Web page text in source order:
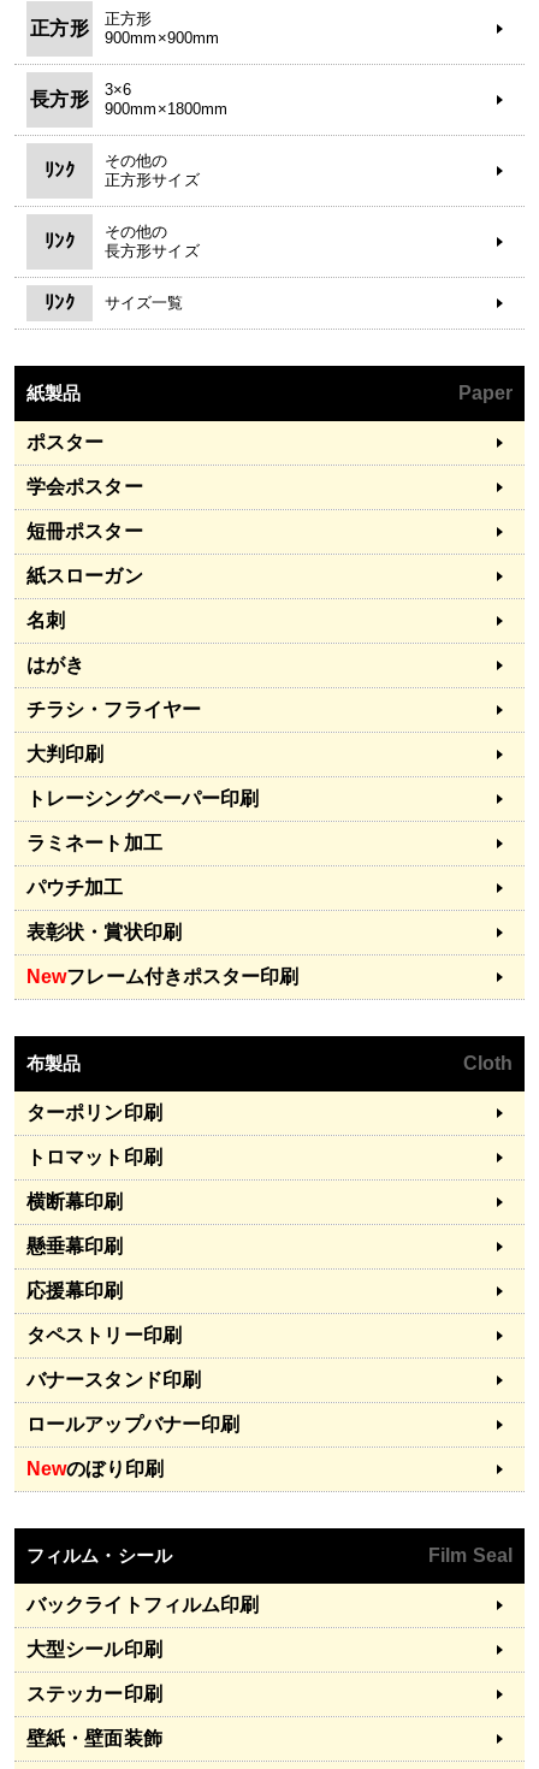
正方形
正方形
900mm×900mm
長方形
3×6
900mm×1800mm
ﾘﾝｸ
その他の
正方形サイズ
ﾘﾝｸ
その他の
長方形サイズ
ﾘﾝｸ サイズ一覧
紙製品 Paper
ポスター
学会ポスター
短冊ポスター
紙スローガン
名刺
はがき
チラシ・フライヤー
大判印刷
トレーシングペーパー印刷
ラミネート加工
パウチ加工
表彰状・賞状印刷
Newフレーム付きポスター印刷
布製品 Cloth
ターポリン印刷
トロマット印刷
横断幕印刷
懸垂幕印刷
応援幕印刷
タペストリー印刷
バナースタンド印刷
ロールアップバナー印刷
Newのぼり印刷
フィルム・シール Film Seal
バックライトフィルム印刷
大型シール印刷
ステッカー印刷
壁紙・壁面装飾